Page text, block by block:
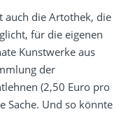
auch die Artothek, die
für die eigenen
Kunstwerke aus
der
(2,50 Euro pro
Sache. Und so könnte